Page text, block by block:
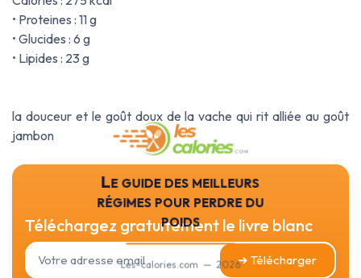
• Proteines : 11 g
• Glucides : 6 g
• Lipides : 23 g
la douceur et le goût doux de la vache qui rit alliée au goût
jambon
Le guide des meilleurs
régimes pour perdre du
poids
Les-calories.com — 2026
Téléchargez gratuitement le livre blanc
➔ Télécharger